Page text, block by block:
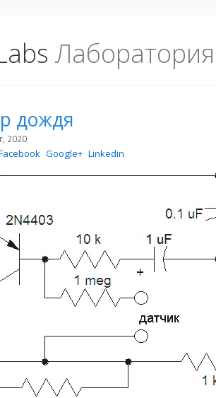
дождя
2020
Google+ Linkedin